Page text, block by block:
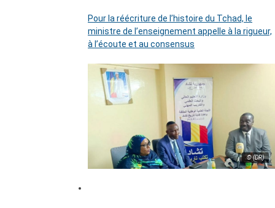
Pour la réécriture de l’histoire du Tchad, le
ministre de l’enseignement appelle à la rigueur,
à l’écoute et au consensus
© (DR)